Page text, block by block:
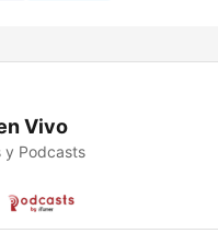
Vivo
y Podcasts